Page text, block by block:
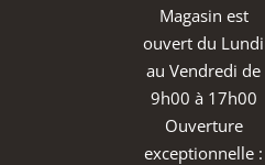
Magasin est
ouvert du Lundi
au Vendredi de
9h00 à 17h00
Ouverture
exceptionnelle :